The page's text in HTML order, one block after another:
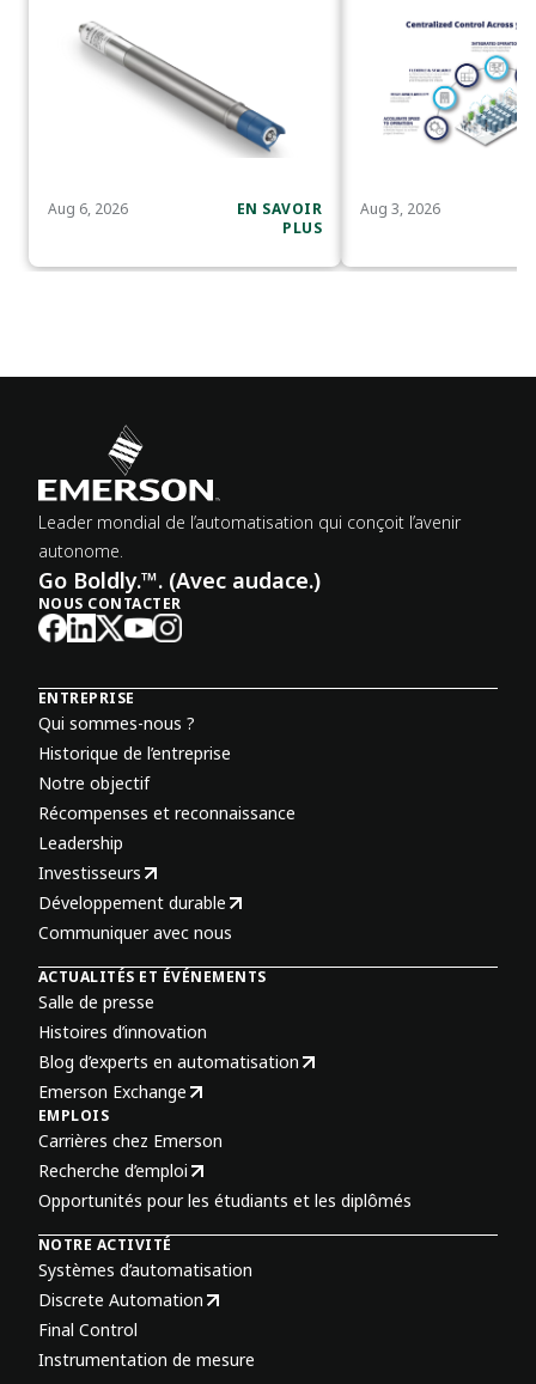
procédé difficiles
Aug 6, 2026
EN SAVOIR
PLUS
Aug 3, 2026
Leader mondial de l’automatisation qui conçoit l’avenir
autonome.
Go Boldly.™. (Avec audace.)
NOUS CONTACTER
ENTREPRISE
Qui sommes-nous ?
Historique de l’entreprise
Notre objectif
Récompenses et reconnaissance
Leadership
Investisseurs
Développement durable
Communiquer avec nous
ACTUALITÉS ET ÉVÉNEMENTS
Salle de presse
Histoires d’innovation
Blog d’experts en automatisation
Emerson Exchange
EMPLOIS
Carrières chez Emerson
Recherche d’emploi
Opportunités pour les étudiants et les diplômés
NOTRE ACTIVITÉ
Systèmes d’automatisation
Discrete Automation
Final Control
Instrumentation de mesure